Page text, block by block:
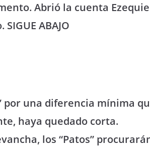
Abrió la cuenta
ABAJO
por una diferencia mínima
haya quedado corta.
los “Patos”